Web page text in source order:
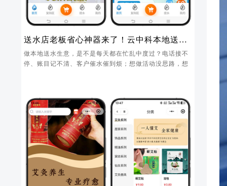
送水店老板省心神器来了！云中科本地送水
小程序，管店、拉新、锁客一步到位
做本地送水生意，是不是每天都在忙乱中度过？电话接不
停、账目记不清、客户催水催到烦；想做活动没思路，想